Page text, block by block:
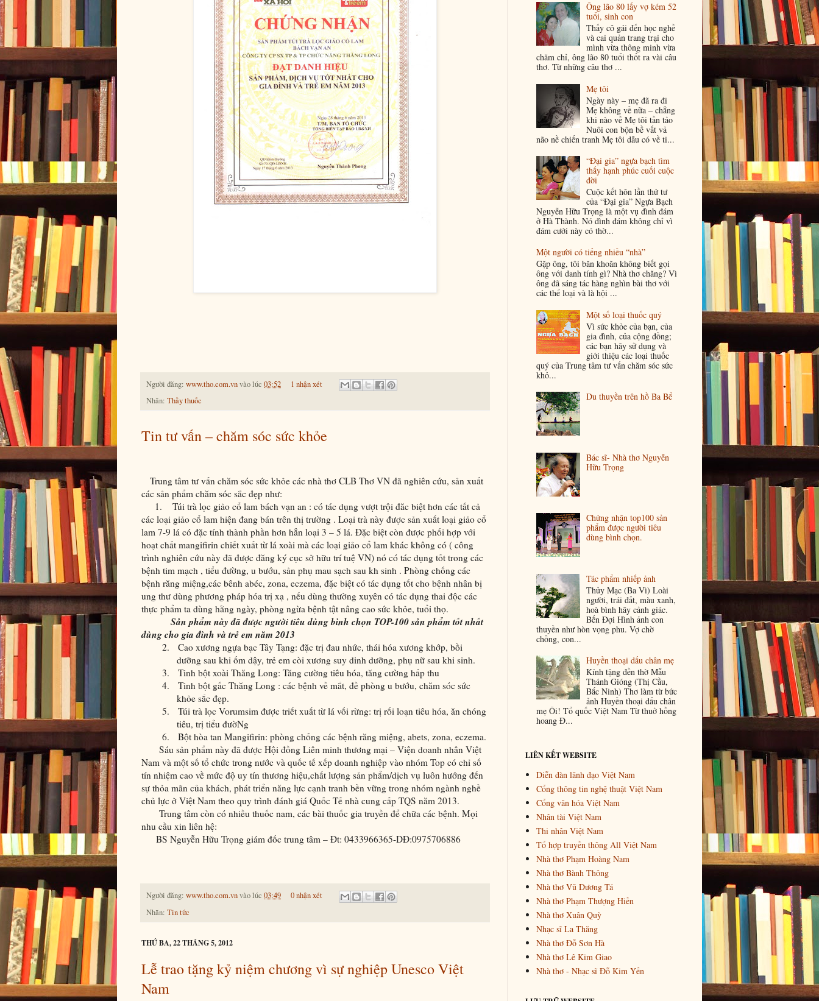
Người đăng: www.tho.com.vnvào lúc 03:52
1 nhận xét
Nhãn: Thầy thuốc
Tin tư vấn – chăm sóc sức khỏe
Trung tâm tư vấn chăm sóc sức khỏe các nhà thơ CLB Thơ VN đã nghiên cứu, sản xuất
các sản phẩm chăm sóc sắc đẹp như:
1.
Túi trà lọc giảo cổ lam bách vạn an : có tác dụng vượt trội đăc biệt hơn các tất cả
các loại giảo cổ lam hiện đang bán trên thị trường . Loại trà này được sản xuất loại giảo cổ
lam 7-9 lá có đặc tính thành phần hơn hẳn loại 3 – 5 lá. Đặc biệt còn được phối hợp với
hoạt chất mangifirin chiết xuất từ lá xoài mà các loại giảo cổ lam khác không có ( công
trình nghiên cứu này đã được đăng ký cục sở hữu trí tuệ VN) nó có tác dụng tốt trong các
bệnh tim mạch , tiểu đường, u bướu, sản phụ mau sạch sau kh sinh . Phòng chống các
bệnh răng miệng,các bênh abéc, zona, eczema, đặc biệt có tác dụng tốt cho bệnh nhân bị
ung thư dùng phương pháp hóa trị xạ , nếu dùng thường xuyên có tác dụng thai độc các
thực phẩm ta dùng hằng ngày, phòng ngừa bệnh tật nâng cao sức khỏe, tuổi thọ.
Sản phẩm này đã được người tiêu dùng bình chọn TOP-100 sản phẩm tốt nhất
dùng cho gia đình và trẻ em năm 2013
2.
Cao xương ngựa bạc Tây Tạng: đặc trị đau nhức, thái hóa xương khớp, bồi
dưỡng sau khi ốm dậy, trẻ em còi xương suy dinh dưỡng, phụ nữ sau khi sinh.
3.
Tinh bột xoài Thăng Long: Tăng cường tiêu hóa, tăng cường hấp thu
4.
Tinh bột gấc Thăng Long : các bệnh về mắt, đề phòng u bướu, chăm sóc sức
khỏe sắc đẹp.
5.
Túi trà lọc Vorumsim được triết xuất từ lá vối rừng: trị rối loạn tiêu hóa, ăn chóng
tiêu, trị tiểu đườNg
6.
Bột hòa tan Mangifirin: phòng chống các bệnh răng miệng, abets, zona, eczema.
Sáu sản phẩm này đã được Hội đồng Liên minh thương mại – Viện doanh nhân Việt
Nam và một số tổ chức trong nước và quốc tế xếp doanh nghiệp vào nhóm Top có chỉ số
tín nhiệm cao về mức độ uy tín thương hiệu,chất lượng sản phẩm/dịch vụ luôn hướng đến
sự thỏa mãn của khách, phát triển năng lực cạnh tranh bền vững trong nhóm ngành nghề
chủ lực ở Việt Nam theo quy trình đánh giá Quốc Tế nhà cung cấp TQS năm 2013.
Trung tâm còn có nhiều thuốc nam, các bài thuốc gia truyền để chữa các bệnh. Mọi
nhu cầu xin liên hệ:
BS Nguyễn Hữu Trọng giám đốc trung tâm – Đt: 0433966365-DĐ:0975706886
Người đăng: www.tho.com.vnvào lúc 03:49
0 nhận xét
Nhãn: Tin tức
THỨ BA, 22 THÁNG 5, 2012
Lễ trao tặng kỷ niệm chương vì sự nghiệp Unesco Việt
Nam
Ông lão 80 lấy vợ kém 52
tuổi, sinh con
Thấy cô gái đến học nghề
và cai quản trang trại cho
mình vừa thông minh vừa
chăm chỉ, ông lão 80 tuổi thốt ra vài câu
thơ. Từ những câu thơ ...
Mẹ tôi
Ngày này – mẹ đã ra đi
Mẹ không về nữa – chẳng
khi nào về Mẹ tôi tần tảo
Nuôi con bộn bề vất vả
não nề chiến tranh Mẹ tôi dẫu có về ti...
“Đại gia” ngựa bạch tìm
thấy hạnh phúc cuối cuộc
đời
Cuộc kết hôn lần thứ tư
của “Đại gia” Ngựa Bạch
Nguyễn Hữu Trọng là một vụ đình đám
ở Hà Thành. Nó đình đám không chỉ vì
đám cưới này có thờ...
Một người có tiếng nhiều “nhà”
Gặp ông, tôi băn khoăn không biết gọi
ông với danh tính gì? Nhà thơ chăng? Vì
ông đã sáng tác hàng nghìn bài thơ với
các thể loại và là hội ...
Một số loại thuốc quý
Vì sức khỏe của bạn, của
gia đình, của cộng đồng;
các bạn hãy sử dụng và
giới thiệu các loại thuốc
quý của Trung tâm tư vấn chăm sóc sức
khỏ...
Du thuyền trên hồ Ba Bể
Bác sĩ- Nhà thơ Nguyễn
Hữu Trọng
Chứng nhận top100 sản
phẩm được người tiêu
dùng bình chọn.
Tác phẩm nhiếp ảnh
Thủy Mạc (Ba Vì) Loài
người, trái đất, màu xanh,
hoà bình hãy cảnh giác.
Bến Đợi Hình ảnh con
thuyền như hòn vọng phu. Vợ chờ
chồng, con...
Huyền thoại dấu chân mẹ
Kính tặng đền thờ Mẫu
Thánh Gióng (Thị Cầu,
Bắc Ninh) Thơ làm từ bức
ảnh Huyền thoại dấu chân
mẹ Ôi! Tổ quốc Việt Nam Từ thuở hồng
hoang Đ...
LIÊN KẾT WEBSITE
Diễn đàn lãnh đạo Việt Nam
Cổng thông tin nghệ thuật Việt Nam
Cổng văn hóa Việt Nam
Nhân tài Việt Nam
Thi nhân Việt Nam
Tổ hợp truyền thông All Việt Nam
Nhà thơ Phạm Hoàng Nam
Nhà thơ Bành Thông
Nhà thơ Vũ Dương Tá
Nhà thơ Phạm Thượng Hiền
Nhà thơ Xuân Quỳ
Nhạc sĩ La Thăng
Nhà thơ Đỗ Sơn Hà
Nhà thơ Lê Kim Giao
Nhà thơ - Nhạc sĩ Đỗ Kim Yến